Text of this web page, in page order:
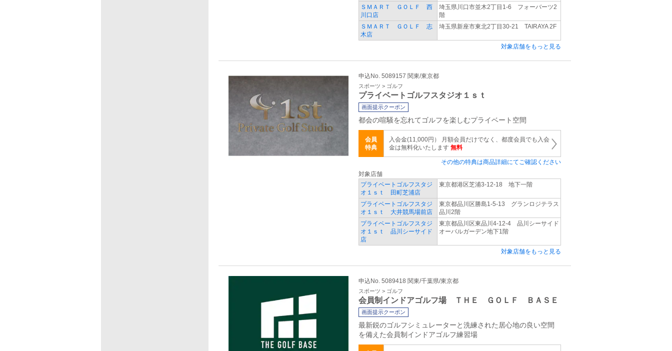
ＳＭＡＲＴ ＧＯＬＦ 西
川口店
埼玉県川口市並木2丁目1-6 フォーバーツ2
階
ＳＭＡＲＴ ＧＯＬＦ 志
木店
埼玉県新座市東北2丁目30-21 TAIRAYA 2F
対象店舗をもっと見る
申込No. 5089157 関東/東京都
スポーツ > ゴルフ
プライベートゴルフスタジオ１ｓｔ
画面提示クーポン
都会の喧騒を忘れてゴルフを楽しむプライベート空間
会員
特典
入会金(11,000円） 月額会員だけでなく、都度会員でも入会
金は無料化いたします 無料
その他の特典は商品詳細にてご確認ください
対象店舗
プライベートゴルフスタジ
オ１ｓｔ 田町芝浦店
東京都港区芝浦3-12-18 地下一階
プライベートゴルフスタジ
オ１ｓｔ 大井競馬場前店
東京都品川区勝島1-5-13 グランロジテラス
品川2階
プライベートゴルフスタジ
オ１ｓｔ 品川シーサイド
店
東京都品川区東品川4-12-4 品川シーサイド
オーバルガーデン地下1階
対象店舗をもっと見る
申込No. 5089418 関東/千葉県/東京都
スポーツ > ゴルフ
会員制インドアゴルフ場 ＴＨＥ ＧＯＬＦ ＢＡＳＥ
画面提示クーポン
最新鋭のゴルフシミュレーターと洗練された居心地の良い空間
を備えた会員制インドアゴルフ練習場